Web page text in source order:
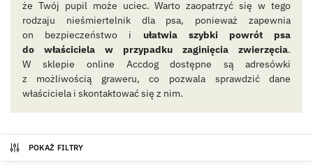
że Twój pupil może uciec. Warto zaopatrzyć się w tego
rodzaju nieśmiertelnik dla psa, ponieważ zapewnia
on bezpieczeństwo i ułatwia szybki powrót psa
do właściciela w przypadku zaginięcia zwierzęcia.
W sklepie online Accdog dostępne są adresówki
z możliwością graweru, co pozwala sprawdzić dane
właściciela i skontaktować się z nim.
POKAŻ FILTRY